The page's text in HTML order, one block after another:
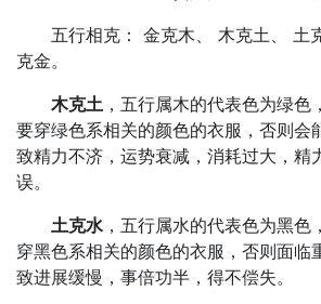
五行相克： 金克木、 木克土、 土
克金。
木克土 ，五行属木的代表色为绿色
要穿绿色系相关的颜色的衣服，否则会
致精力不济，运势衰减，消耗过大，精
误。
土克水，五行属水的代表色为黑色
穿黑色系相关的颜色的衣服，否则面临
致进展缓慢，事倍功半，得不偿失。